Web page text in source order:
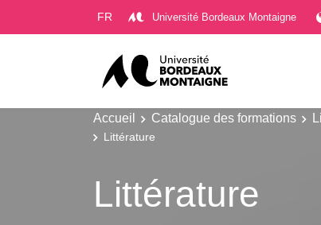
FR Université Bordeaux Montaigne
Accueil Catalogue des formations
Littérature
Littérature